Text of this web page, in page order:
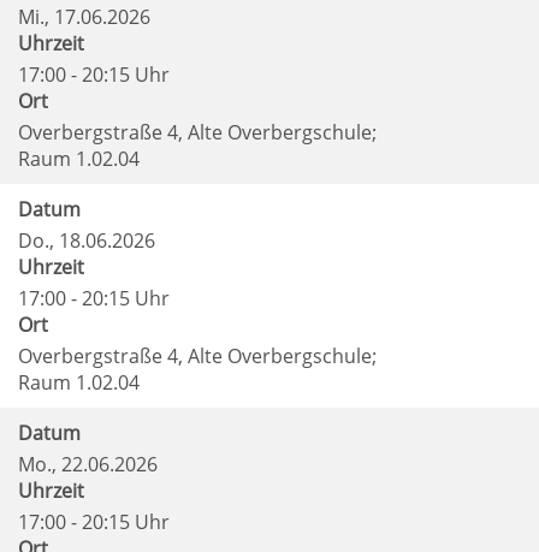
Mi., 17.06.2026
Uhrzeit
17:00 - 20:15 Uhr
Ort
Overbergstraße 4, Alte Overbergschule;
Raum 1.02.04
Datum
Do., 18.06.2026
Uhrzeit
17:00 - 20:15 Uhr
Ort
Overbergstraße 4, Alte Overbergschule;
Raum 1.02.04
Datum
Mo., 22.06.2026
Uhrzeit
17:00 - 20:15 Uhr